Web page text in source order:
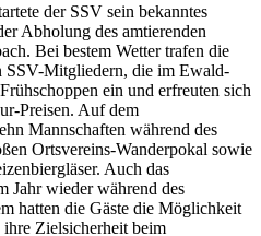
der SSV sein bekanntes
Abholung des amtierenden
Bei bestem Wetter trafen die
SSV-Mitgliedern, die im Ewald-
ein und erfreuten sich
Preisen. Auf dem
Mannschaften während des
Ortsvereins-Wanderpokal sowie
Auch das
Jahr wieder während des
hatten die Gäste die Möglichkeit
Zielsicherheit beim